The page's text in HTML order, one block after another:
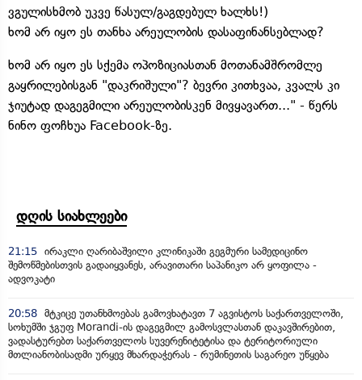
ვგულისხმობ უკვე წასულ/გაგდებულ ხალხს!)
ხომ არ იყო ეს თანხა არეულობის დასაფინანსებლად?
ხომ არ იყო ეს სქემა ოპოზიციასთან მოთანამშრომლე
გაყრილებისგან "დაკრიშული"? ბევრი კითხვაა, კვალს კი
ჯიუტად დაგეგმილი არეულობისკენ მივყავართ..." - წერს
ნინო ფოჩხუა Facebook-ზე.
დღის სიახლეები
21:15 ირაკლი ღარიბაშვილი კლინიკაში გეგმური სამედიცინო
შემოწმებისთვის გადაიყვანეს, არავითარი საპანიკო არ ყოფილა -
ადვოკატი
20:58 მტკიცე უთანხმოებას გამოვხატავთ 7 აგვისტოს საქართველოში,
სოხუმში ჯგუფ Morandi-ის დაგეგმილ გამოსვლასთან დაკავშირებით,
ვადასტურებთ საქართველოს სუვერენიტეტისა და ტერიტორიული
მთლიანობისადმი ურყევ მხარდაჭერას - რუმინეთის საგარეო უწყება